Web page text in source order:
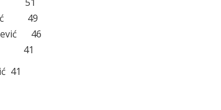
49
46
41
41